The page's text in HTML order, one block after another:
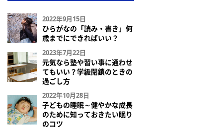
2022年9月15日
ひらがなの「読み・書き」何
歳までにできればいい？
2023年7月22日
元気なら塾や習い事に通わせ
てもいい？学級閉鎖のときの
過ごし方
2022年10月28日
子どもの睡眠～健やかな成長
のために知っておきたい眠り
のコツ